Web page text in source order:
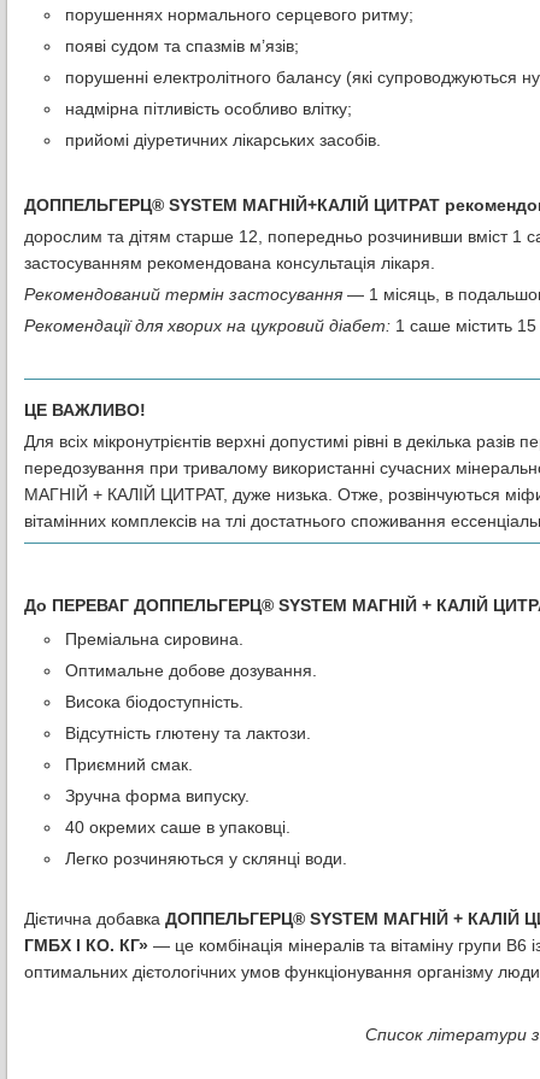
порушеннях нормального серцевого ритму;
появі судом та спазмів м’язів;
порушенні електролітного балансу (які
надмірна пітливість особливо влітку;
прийомі діуретичних лікарських засобів.
ДОППЕЛЬГЕРЦ® SYSTEM МАГНІЙ+КАЛІЙ ЦИТРАТ
дорослим та дітям старше 12, попередньо розчинивши вміст 1
застосуванням рекомендована консультація лікаря.
Рекомендований термін застосування — 1 місяць, в
Рекомендації для хворих на цукровий діабет: 1 саше містить
ЦЕ ВАЖЛИВО!
Для всіх мікронутрієнтів верхні допустимі рівні в декілька
передозування при тривалому використанні сучасних
МАГНІЙ + КАЛІЙ ЦИТРАТ, дуже низька. Отже, розвінчуються
вітамінних комплексів на тлі достатнього споживання
До ПЕРЕВАГ ДОППЕЛЬГЕРЦ® SYSTEM МАГНІЙ + КАЛІЙ
Преміальна сировина.
Оптимальне добове дозування.
Висока біодоступність.
Відсутність глютену та лактози.
Приємний смак.
Зручна форма випуску.
40 окремих саше в упаковці.
Легко розчиняються у склянці води.
Дієтична добавка ДОППЕЛЬГЕРЦ® SYSTEM МАГНІЙ + КАЛІЙ
ГМБХ І КО. КГ» — це комбінація мінералів та вітаміну групи
оптимальних дієтологічних умов функціонування організму
Список літератури